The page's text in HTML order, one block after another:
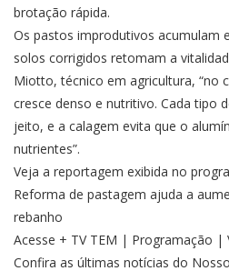
brotação rápida.
Os pastos improdutivos acumulam
solos corrigidos retomam a
Miotto, técnico em agricultura, “no
cresce denso e nutritivo. Cada tipo
jeito, e a calagem evita que o
nutrientes”.
Veja a reportagem exibida no
Reforma de pastagem ajuda a
rebanho
Acesse + TV TEM | Programação |
Confira as últimas notícias do